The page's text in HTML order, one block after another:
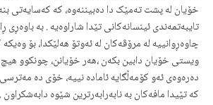
خۆیان له‌ پشت ته‌مێک دا ده‌بیننه‌وه‌، که‌ که‌سایه‌تی
تایبه‌تمه‌ندی ئینسانه‌کانی تێدا شاراوه‌یه‌ . به‌ باوه‌ڕی
چاوه‌ڕوانییه‌ له‌ مرۆڤه‌کان له‌ ئه‌وتۆ هه‌لێکدا، بۆ
ویستی خۆیان دابین بکه‌ن ،هه‌ر خۆیانن، چونکوو
ده‌ره‌وه‌ی ئه‌و کۆمه‌ڵگایه‌ ئامادە نییه‌، خۆی ده‌
که‌ تێیدا مافه‌کان به‌ نابه‌رابه‌رترین شێوه‌ دابه‌شکراون .